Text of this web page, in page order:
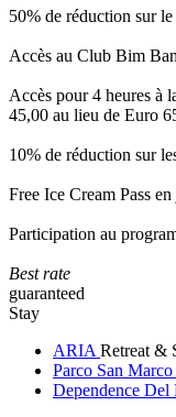
50% de réduction sur
Accès au Club Bim
Accès pour 4 heures à
45,00 au lieu de Euro
10% de réduction sur
Free Ice Cream Pass
Participation au
Best rate
guaranteed
Stay
ARIA Retreat &
Parco San Marco
Dependence Del